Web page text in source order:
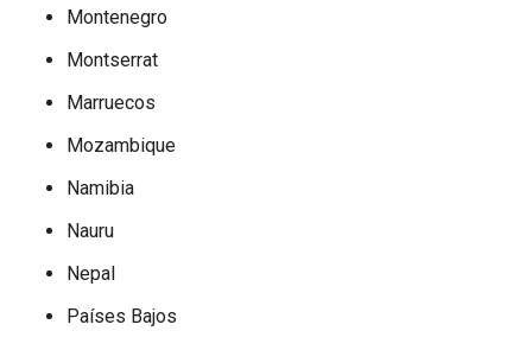
Montenegro
Montserrat
Marruecos
Mozambique
Namibia
Nauru
Nepal
Países Bajos